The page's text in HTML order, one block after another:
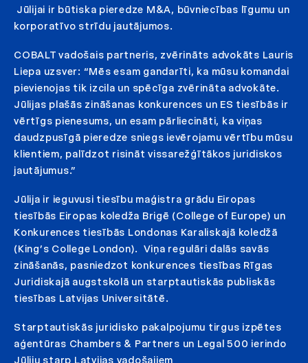
Jūlijai ir būtiska pieredze M&A, būvniecības līgumu un
korporatīvo strīdu jautājumos.
COBALT vadošais partneris, zvērināts advokāts Lauris
Liepa uzsver: “Mēs esam gandarīti, ka mūsu komandai
pievienojas tik izcila un spēcīga zvērināta advokāte.
Jūlijas plašās zināšanas konkurences un ES tiesībās ir
vērtīgs pienesums, un esam pārliecināti, ka viņas
daudzpusīgā pieredze sniegs ievērojamu vērtību mūsu
klientiem, palīdzot risināt vissarežģītākos juridiskos
jautājumus.”
Jūlija ir ieguvusi tiesību maģistra grādu Eiropas
tiesībās Eiropas koledža Brigē (College of Europe) un
Konkurences tiesībās Londonas Karaliskajā koledžā
(King’s College London). Viņa regulāri dalās savās
zināšanās, pasniedzot konkurences tiesības Rīgas
Juridiskajā augstskolā un starptautiskās publiskās
tiesības Latvijas Universitātē.
Starptautiskās juridisko pakalpojumu tirgus izpētes
aģentūras Chambers & Partners un Legal 500 ierindo
Jūliju starp Latvijas vadošajiem